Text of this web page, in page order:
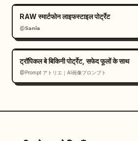
RAW स्मार्टफोन लाइफस्टाइल पोर्ट्रेट
@𝗦𝗮𝗻𝗶𝗮
ट्रॉपिकल बे बिकिनी पोर्ट्रेट, सफेद फूलों के साथ
@Prompt アトリエ｜AI画像プロンプト